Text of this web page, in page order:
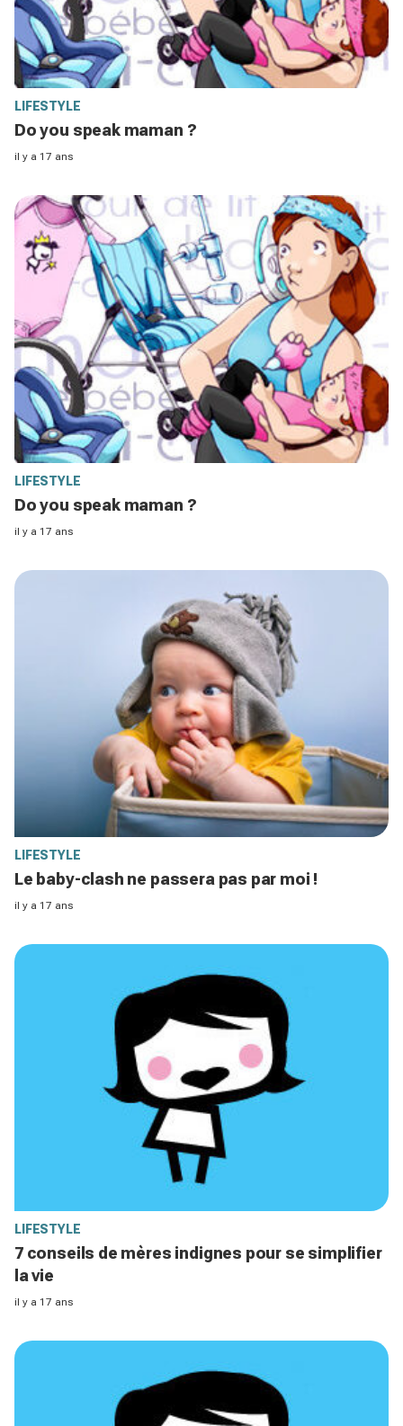
LIFESTYLE
Do you speak maman ?
il y a 17 ans
LIFESTYLE
Do you speak maman ?
il y a 17 ans
LIFESTYLE
Le baby-clash ne passera pas par moi !
il y a 17 ans
LIFESTYLE
7 conseils de mères indignes pour se simplifier
la vie
il y a 17 ans